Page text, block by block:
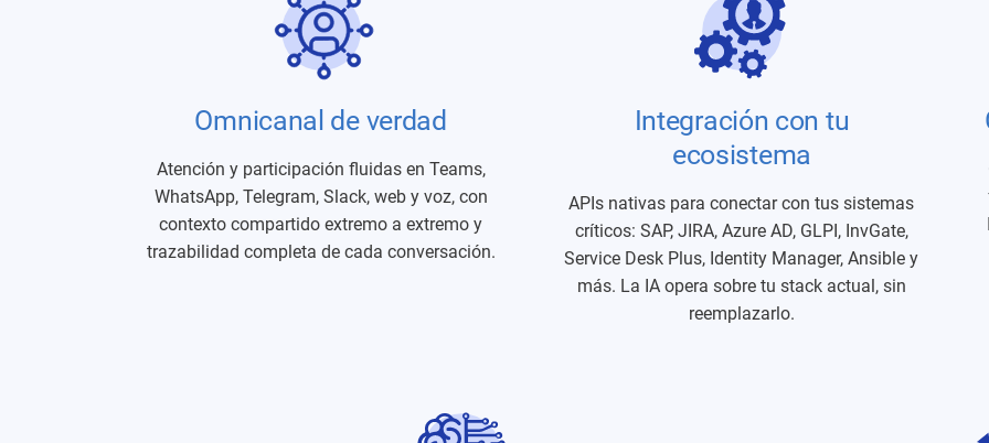
Omnicanal de verdad
Atención y participación fluidas en Teams,
WhatsApp, Telegram, Slack, web y voz, con
contexto compartido extremo a extremo y
trazabilidad completa de cada conversación.
Integración con tu
ecosistema
APIs nativas para conectar con tus sistemas
críticos: SAP, JIRA, Azure AD, GLPI, InvGate,
Service Desk Plus, Identity Manager, Ansible y
más. La IA opera sobre tu stack actual, sin
reemplazarlo.